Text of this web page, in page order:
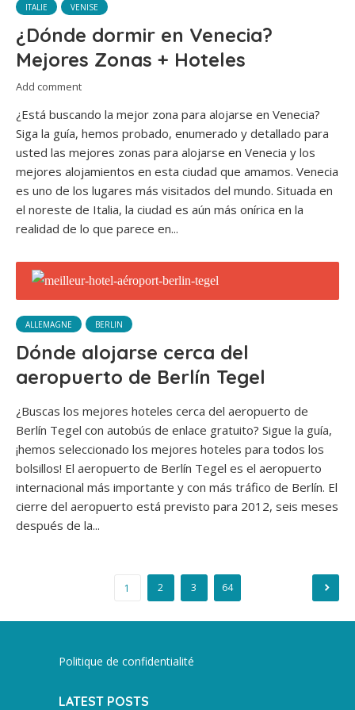
ITALIE VENISE
¿Dónde dormir en Venecia?
Mejores Zonas + Hoteles
Add comment
¿Está buscando la mejor zona para alojarse en Venecia?
Siga la guía, hemos probado, enumerado y detallado para
usted las mejores zonas para alojarse en Venecia y los
mejores alojamientos en esta ciudad que amamos. Venecia
es uno de los lugares más visitados del mundo. Situada en
el noreste de Italia, la ciudad es aún más onírica en la
realidad de lo que parece en...
ALLEMAGNE BERLIN
Dónde alojarse cerca del
aeropuerto de Berlín Tegel
¿Buscas los mejores hoteles cerca del aeropuerto de
Berlín Tegel con autobús de enlace gratuito? Sigue la guía,
¡hemos seleccionado los mejores hoteles para todos los
bolsillos! El aeropuerto de Berlín Tegel es el aeropuerto
internacional más importante y con más tráfico de Berlín. El
cierre del aeropuerto está previsto para 2012, seis meses
después de la...
Navegación
de
entradas
1 2 3 64
Politique de confidentialité
LATEST POSTS